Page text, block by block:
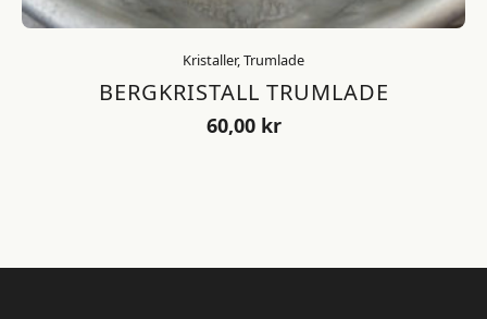
Kristaller, Trumlade
BERGKRISTALL TRUMLADE
60,00 kr